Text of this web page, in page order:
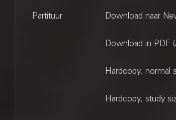
Partituur Download naar
Download in PDF
Hardcopy, normal
Hardcopy, study